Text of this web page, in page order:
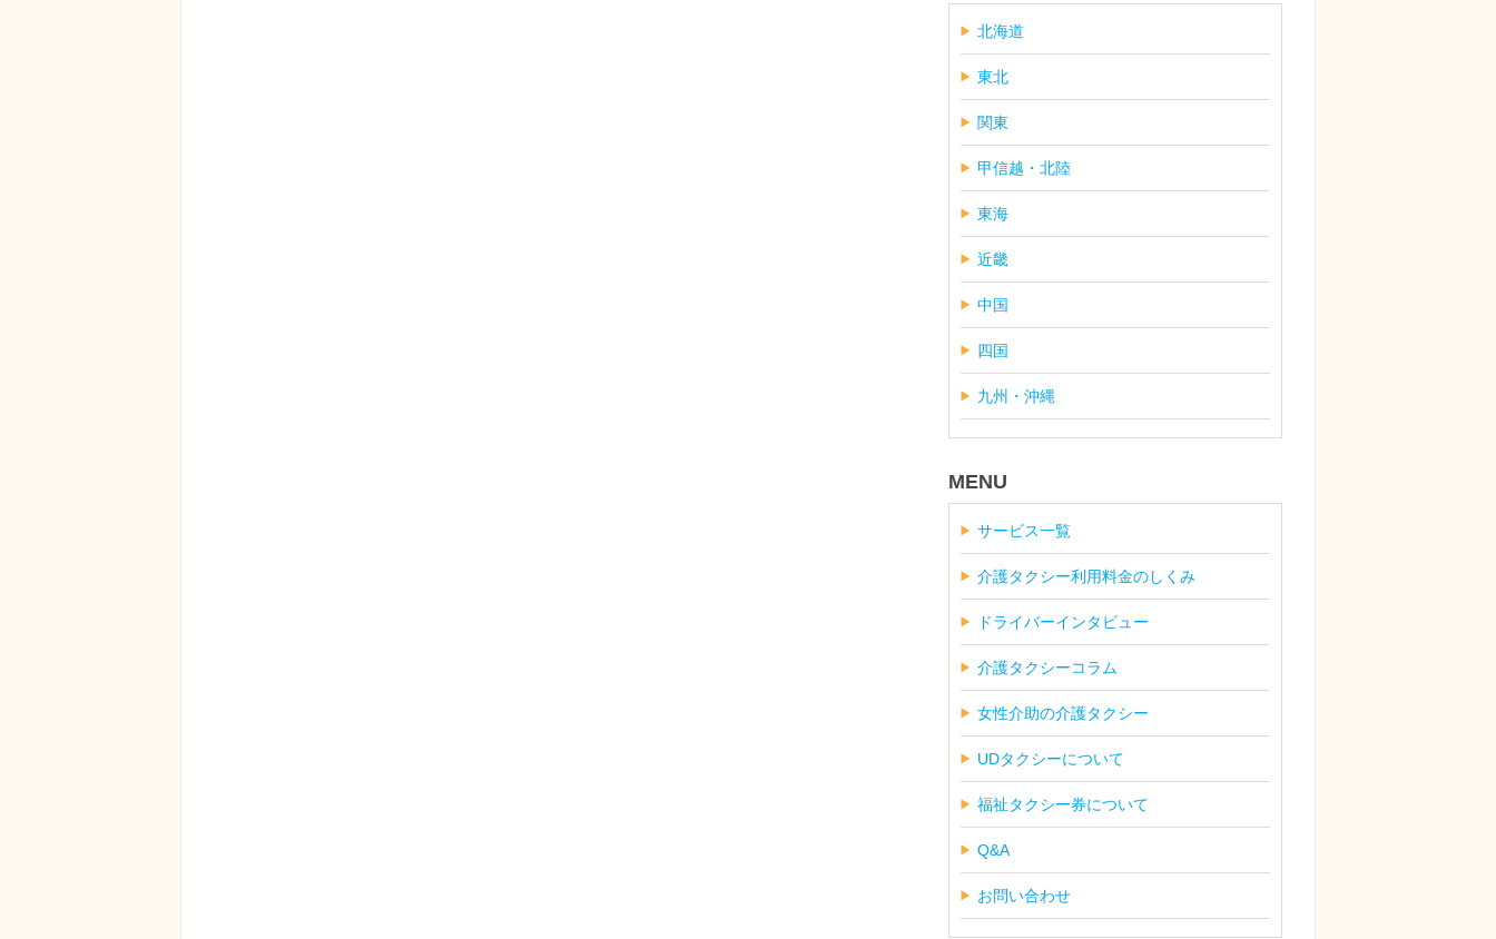
北海道
東北
関東
甲信越・北陸
東海
近畿
中国
四国
九州・沖縄
MENU
サービス一覧
介護タクシー利用料金のしくみ
ドライバーインタビュー
介護タクシーコラム
女性介助の介護タクシー
UDタクシーについて
福祉タクシー券について
Q&A
お問い合わせ